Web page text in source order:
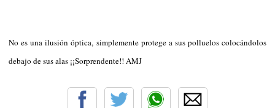
No es una ilusión óptica, simplemente protege a sus polluelos colocándolos
debajo de sus alas ¡¡Sorprendente!! AMJ